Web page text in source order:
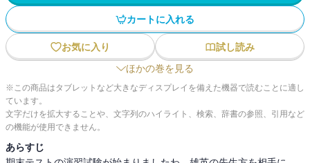
カートに入れる
お気に入り
試し読み
ほかの巻を見る
※この商品はタブレットなど大きなディスプレイを備えた機器で読むことに適し
ています。
文字だけを拡大することや、文字列のハイライト、検索、辞書の参照、引用など
の機能が使用できません。
あらすじ